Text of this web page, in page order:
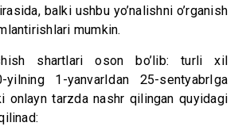
balki ushbu yo’nalishni o’rganish
mumkin.
shartlari oson bo’lib: turli xil
yilning 1-yanvarIdan 25-sentyabrIga
onlayn tarzda nashr qilingan quyidagi